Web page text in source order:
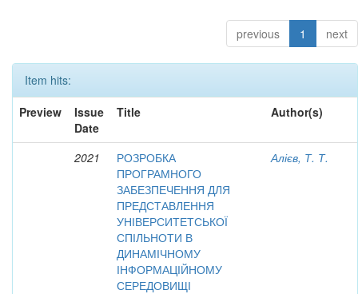
previous 1 next
Item hits:
Preview
Issue
Date
Title Author(s)
2021
РОЗРОБКА
ПРОГРАМНОГО
ЗАБЕЗПЕЧЕННЯ ДЛЯ
ПРЕДСТАВЛЕННЯ
УНІВЕРСИТЕТСЬКОЇ
СПІЛЬНОТИ В
ДИНАМІЧНОМУ
ІНФОРМАЦІЙНОМУ
СЕРЕДОВИЩІ
Алієв, Т. Т.